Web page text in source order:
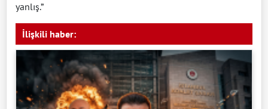
yanlış.”
İlişkili haber: